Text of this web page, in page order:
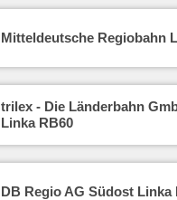
Mitteldeutsche Regiobahn
trilex - Die Länderbahn
Linka RB60
DB Regio AG Südost Linka